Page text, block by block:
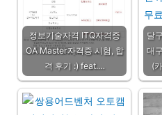
정보기술자격 ITQ자격증
OA Master자격증 시험, 합
격 후기 :) feat.…
달
대
(